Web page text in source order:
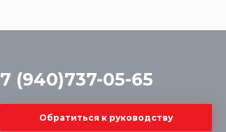
7 (940)737-05-65
Обратиться к руководству